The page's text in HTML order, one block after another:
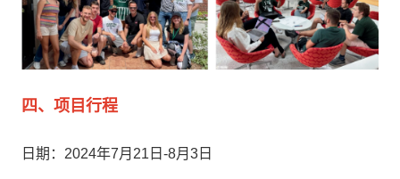
四、项目行程
日期：2024年7月21日-8月3日